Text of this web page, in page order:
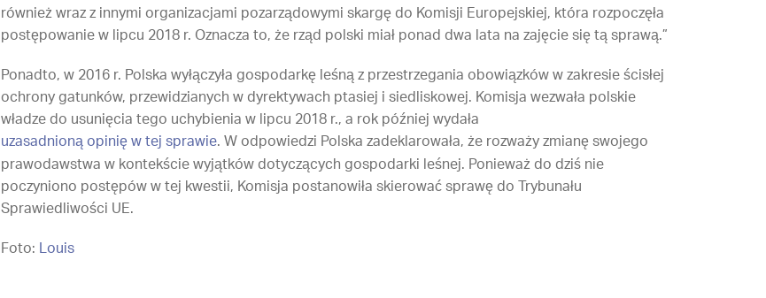
również wraz z innymi organizacjami pozarządowymi skargę do Komisji Europejskiej, która rozpoczęła
postępowanie w lipcu 2018 r. Oznacza to, że rząd polski miał ponad dwa lata na zajęcie się tą sprawą.”
Ponadto, w 2016 r. Polska wyłączyła gospodarkę leśną z przestrzegania obowiązków w zakresie ścisłej
ochrony gatunków, przewidzianych w dyrektywach ptasiej i siedliskowej. Komisja wezwała polskie
władze do usunięcia tego uchybienia w lipcu 2018 r., a rok później wydała
uzasadnioną opinię w tej sprawie. W odpowiedzi Polska zadeklarowała, że rozważy zmianę swojego
prawodawstwa w kontekście wyjątków dotyczących gospodarki leśnej. Ponieważ do dziś nie
poczyniono postępów w tej kwestii, Komisja postanowiła skierować sprawę do Trybunału
Sprawiedliwości UE.
Foto: Louis